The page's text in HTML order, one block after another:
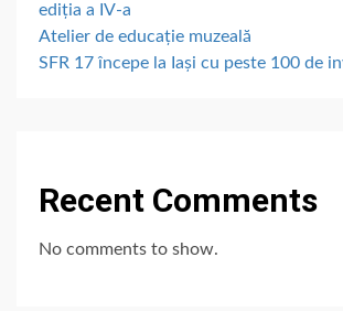
ediția a IV-a
Atelier de educație muzeală
SFR 17 începe la Iași cu peste 100 de
Recent Comments
No comments to show.